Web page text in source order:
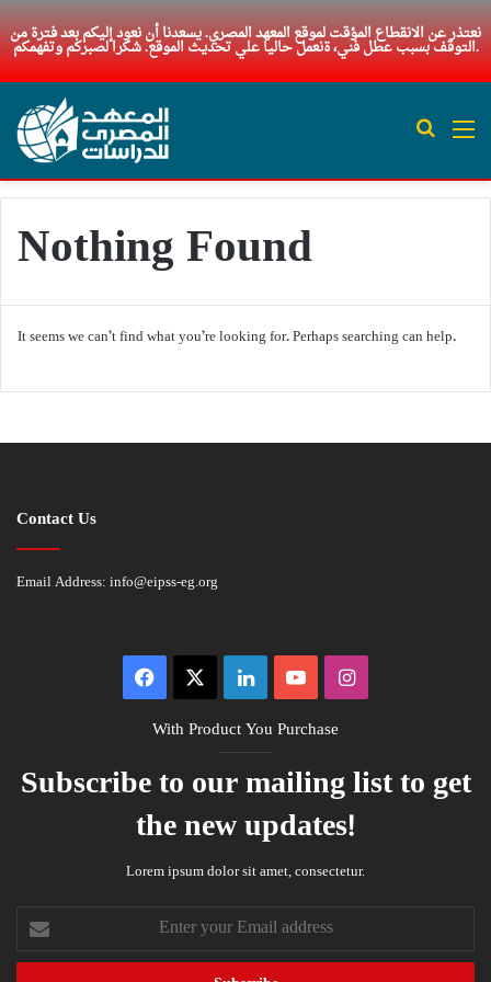
نعتذر عن الانقطاع المؤقت لموقع المعهد المصري. يسعدنا أن نعود إليكم بعد فترة من
التوقف بسبب عطل فني، ةنعمل حاليا علي تحديث الموقع. شكرا لصبركم وتفهمكم.
Nothing Found
It seems we can’t find what you’re looking for. Perhaps searching can help.
Contact Us
Email Address:info@eipss-eg.org
Facebook LinkedIn YouTubeInstagram
With Product You Purchase
Subscribe to our mailing list to get
the new updates!
Lorem ipsum dolor sit amet, consectetur.
Enter
your
Email